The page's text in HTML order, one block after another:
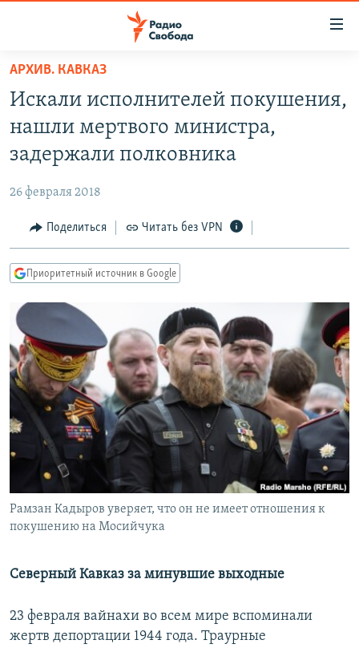
упрощенного
доступа
основному
Вернутся
Вернутся
поиску
АВТОРСКИЕ ПРОЕКТЫ
МНЕНИЯ
КУЛЬТУРА
КАВКАЗ.РЕАЛИИ
СЕВЕР.РЕАЛИИ
СИБИРЬ.РЕАЛИИ
РАСПИСАНИЕ ВЕЩАНИЯ
ПОДПИШИТЕСЬ НА РАССЫЛКУ
СОЦИАЛЬНЫЕ СЕТИ
АРХИВ. КАВКАЗ
Искали исполнителей покушения,
нашли мертвого министра,
задержали полковника
26 февраля 2018
Поделиться Читать без VPN
Приоритетный источник в Google
Рамзан Кадыров уверяет, что он не имеет отношения к
покушению на Мосийчука
Северный Кавказ за минувшие выходные
23 февраля вайнахи во всем мире вспоминали
жертв депортации 1944 года. Траурные